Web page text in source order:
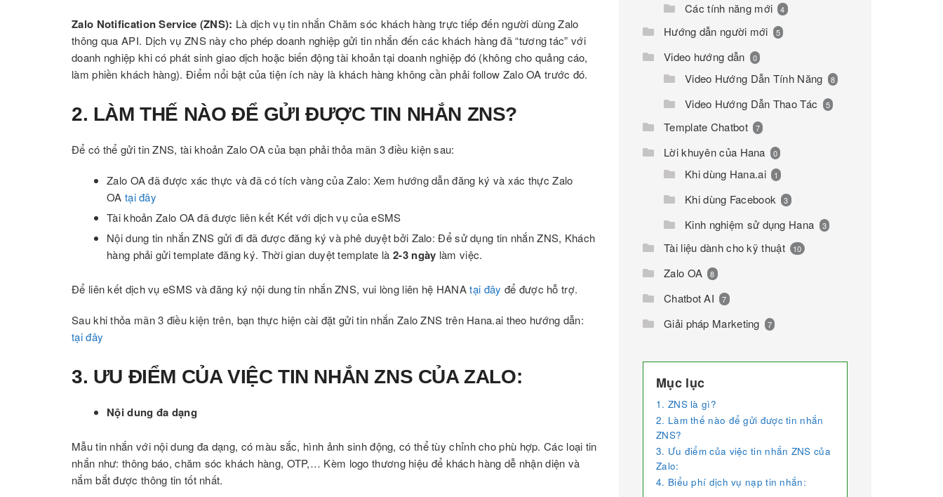
Zalo Notification Service (ZNS): Là dịch vụ tin nhắn Chăm sóc khách hàng trực tiếp đến người dùng Zalo
thông qua API. Dịch vụ ZNS này cho phép doanh nghiệp gửi tin nhắn đến các khách hàng đã “tương tác” với
doanh nghiệp khi có phát sinh giao dịch hoặc biến động tài khoản tại doanh nghiệp đó (không cho quảng cáo,
làm phiền khách hàng). Điểm nổi bật của tiện ích này là khách hàng không cần phải follow Zalo OA trước đó.
2. LÀM THẾ NÀO ĐỂ GỬI ĐƯỢC TIN NHẮN ZNS?
Để có thể gửi tin ZNS, tài khoản Zalo OA của bạn phải thỏa mãn 3 điều kiện sau:
Zalo OA đã được xác thực và đã có tích vàng của Zalo: Xem hướng dẫn đăng ký và xác thực Zalo
OA tại đây
Tài khoản Zalo OA đã được liên kết Kết với dịch vụ của eSMS
Nội dung tin nhắn ZNS gửi đi đã được đăng ký và phê duyệt bởi Zalo: Để sử dụng tin nhắn ZNS, Khách
hàng phải gửi template đăng ký. Thời gian duyệt template là 2-3 ngày làm việc.
Để liên kết dịch vụ eSMS và đăng ký nội dung tin nhắn ZNS, vui lòng liên hệ HANAtại đây để được hỗ trợ.
Sau khi thỏa mãn 3 điều kiện trên, bạn thực hiện cài đặt gửi tin nhắn Zalo ZNS trên Hana.ai theo hướng dẫn:
tại đây
3. ƯU ĐIỂM CỦA VIỆC TIN NHẮN ZNS CỦA ZALO:
Nội dung đa dạng
Mẫu tin nhắn với nội dung đa dạng, có màu sắc, hình ảnh sinh động, có thể tùy chỉnh cho phù hợp. Các loại tin
nhắn như: thông báo, chăm sóc khách hàng, OTP,… Kèm logo thương hiệu để khách hàng dễ nhận diện và
nắm bắt được thông tin tốt nhất.
Các tính năng mới 4
Hướng dẫn người mới 5
Video hướng dẫn 0
Video Hướng Dẫn Tính Năng 8
Video Hướng Dẫn Thao Tác 5
Template Chatbot 7
Lời khuyên của Hana 0
Khi dùng Hana.ai 1
Khi dùng Facebook 3
Kinh nghiệm sử dụng Hana 3
Tài liệu dành cho kỹ thuật 10
Zalo OA 8
Chatbot AI 7
Giải pháp Marketing 7
Mục lục
1. ZNS là gì?
2. Làm thế nào để gửi được tin nhắn
ZNS?
3. Ưu điểm của việc tin nhắn ZNS của
Zalo:
4. Biểu phí dịch vụ nạp tin nhắn: